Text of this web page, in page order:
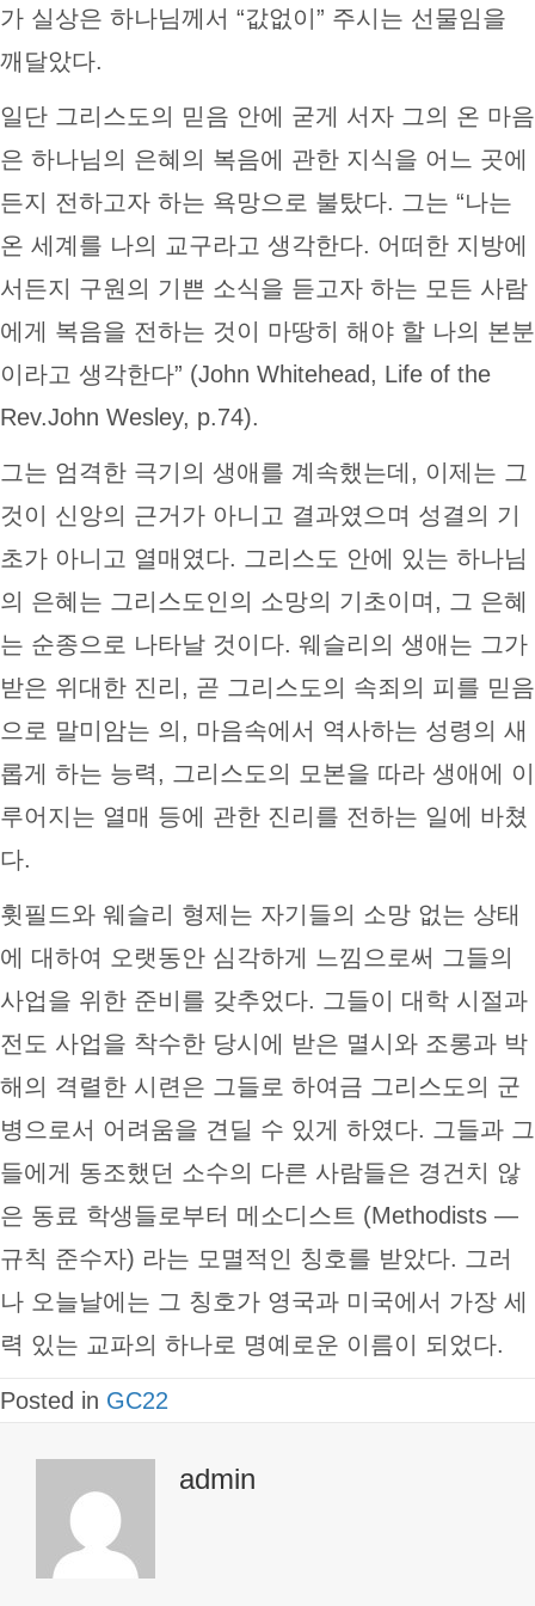
가 실상은 하나님께서 “값없이” 주시는 선물임을
깨달았다.
일단 그리스도의 믿음 안에 굳게 서자 그의 온 마음
은 하나님의 은혜의 복음에 관한 지식을 어느 곳에
든지 전하고자 하는 욕망으로 불탔다. 그는 “나는
온 세계를 나의 교구라고 생각한다. 어떠한 지방에
서든지 구원의 기쁜 소식을 듣고자 하는 모든 사람
에게 복음을 전하는 것이 마땅히 해야 할 나의 본분
이라고 생각한다” (John Whitehead, Life of the
Rev.John Wesley, p.74).
그는 엄격한 극기의 생애를 계속했는데, 이제는 그
것이 신앙의 근거가 아니고 결과였으며 성결의 기
초가 아니고 열매였다. 그리스도 안에 있는 하나님
의 은혜는 그리스도인의 소망의 기초이며, 그 은혜
는 순종으로 나타날 것이다. 웨슬리의 생애는 그가
받은 위대한 진리, 곧 그리스도의 속죄의 피를 믿음
으로 말미암는 의, 마음속에서 역사하는 성령의 새
롭게 하는 능력, 그리스도의 모본을 따라 생애에 이
루어지는 열매 등에 관한 진리를 전하는 일에 바쳤
다.
휫필드와 웨슬리 형제는 자기들의 소망 없는 상태
에 대하여 오랫동안 심각하게 느낌으로써 그들의
사업을 위한 준비를 갖추었다. 그들이 대학 시절과
전도 사업을 착수한 당시에 받은 멸시와 조롱과 박
해의 격렬한 시련은 그들로 하여금 그리스도의 군
병으로서 어려움을 견딜 수 있게 하였다. 그들과 그
들에게 동조했던 소수의 다른 사람들은 경건치 않
은 동료 학생들로부터 메소디스트 (Methodists —
규칙 준수자) 라는 모멸적인 칭호를 받았다. 그러
나 오늘날에는 그 칭호가 영국과 미국에서 가장 세
력 있는 교파의 하나로 명예로운 이름이 되었다.
Posted in GC22
admin